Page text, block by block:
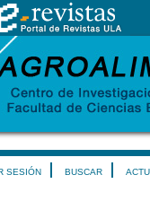
SESIÓN BUSCAR